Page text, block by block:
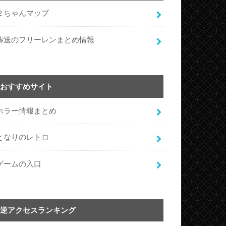
ちゃんマップ
送のフリーレンまとめ情報
おすすめサイト
ラー情報まとめ
なりのレトロ
ームの入口
逆アクセスランキング